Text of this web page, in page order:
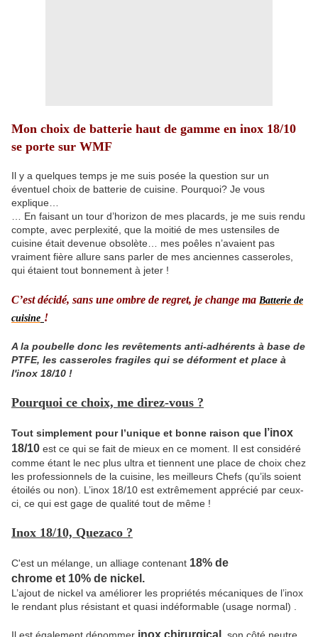
Mon choix de batterie haut de gamme en inox 18/10
se porte sur WMF
Il y a quelques temps je me suis posée la question sur un
éventuel choix de batterie de cuisine. Pourquoi? Je vous
explique
… En faisant un tour d’horizon de mes placards, je me suis rendu
compte, avec perplexité, que la moitié de mes ustensiles de
cuisine était devenue obsolète… mes poêles n’avaient pas
vraiment fière allure sans parler de mes anciennes casseroles,
qui étaient tout bonnement à jeter !
C’est décidé, sans une ombre de regret, je change ma Batterie de
cuisine !
A la poubelle donc les revêtements anti-adhérents à base de
PTFE, les casseroles fragiles qui se déforment et place à
l'inox 18/10 !
Pourquoi ce choix, me direz-vous ?
Tout simplement pour l’unique et bonne raison que l’inox
18/10 est ce qui se fait de mieux en ce moment. Il est considéré
comme étant le nec plus ultra et tiennent une place de choix chez
les professionnels de la cuisine, les meilleurs Chefs (qu’ils soient
étoilés ou non). L’inox 18/10 est extrêmement apprécié par ceux-
ci, ce qui est gage de qualité tout de même !
Inox 18/10, Quezaco ?
C'est un mélange, un alliage contenant 18% de
chrome et 10% de nickel .
L’ajout de nickel va améliorer les propriétés mécaniques de l’inox
le rendant plus résistant et quasi indéformable (usage normal) .